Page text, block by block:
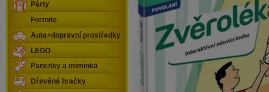
Párty
Fortnite
Auta+dopravní prostředky
LEGO
Panenky a miminka
Dřevěné hračky